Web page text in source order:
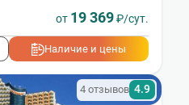
от 19 369₽/сут.
Наличие и цены
4 отзывов 4.9